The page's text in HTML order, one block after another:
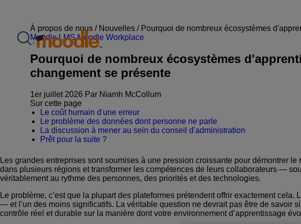
À propos de nous / Nouvelles / Pourquoi de nombreux écosystèmes
Moodle LMS Moodle Workplace
Pourquoi de nombreux écosystèmes
changement se présente
1er juillet 2026 Par Niamh McCollum
Sur cette page
Le coût humain d'une erreur
Le problème des données dont personne ne parle
La discussion à mener au sein du conseil d'administration
Prêt pour la suite ?
Les grandes entreprises sont soumises à une pression croissante pour démontrer
dans plusieurs régions et transformer les compétences de leurs collaborateurs —
véritablement au rythme des personnes, des priorités et des technologies.
Le problème, c’est que la plupart des plateformes prétendent offrir exactement
— et l’un des moins significatifs. La véritable question ne devrait pas être de savoir
contrôle réel et durable sur la manière dont votre environnement d’apprentissage